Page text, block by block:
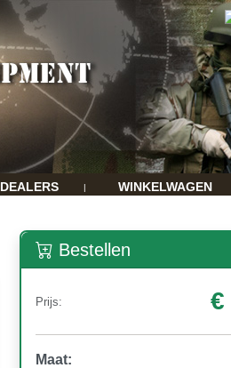
DEALERS | WINKELWAGEN
Bestellen
Prijs: €
Maat: